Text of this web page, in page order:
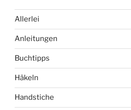
Allerlei
Anleitungen
Buchtipps
Häkeln
Handstiche